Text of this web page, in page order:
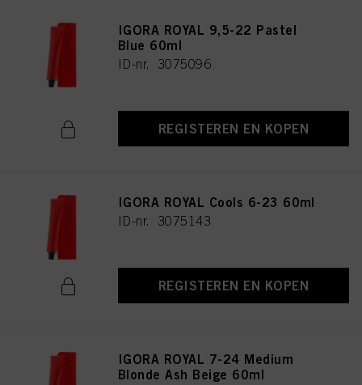
IGORA ROYAL 9,5-22 Pastel
Blue 60ml
ID-nr. 3075096
REGISTEREN EN KOPEN
IGORA ROYAL Cools 6-23 60ml
ID-nr. 3075143
REGISTEREN EN KOPEN
IGORA ROYAL 7-24 Medium
Blonde Ash Beige 60ml